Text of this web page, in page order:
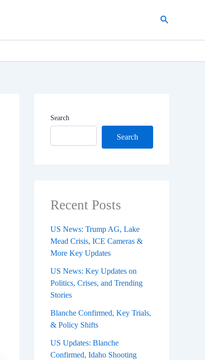
Search
Search
Search
Recent Posts
US News: Trump AG, Lake
Mead Crisis, ICE Cameras &
More Key Updates
US News: Key Updates on
Politics, Crises, and Trending
Stories
Blanche Confirmed, Key Trials,
& Policy Shifts
US Updates: Blanche
Confirmed, Idaho Shooting